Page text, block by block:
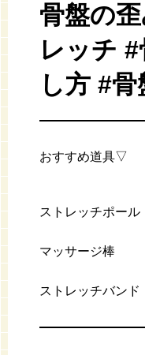
骨盤の
レッチ
し方 #
おすすめ道具▽
ストレッチポー
マッサージ
ストレッチバン